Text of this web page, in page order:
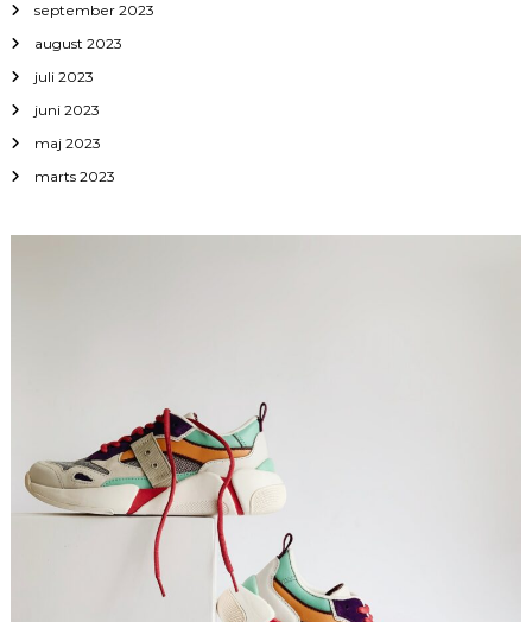
september 2023
august 2023
juli 2023
juni 2023
maj 2023
marts 2023